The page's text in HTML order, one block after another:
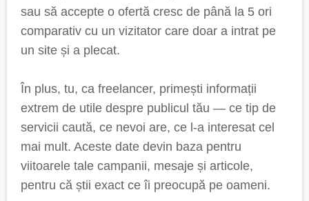
sau să accepte o ofertă cresc de până la 5 ori
comparativ cu un vizitator care doar a intrat pe
un site și a plecat.
În plus, tu, ca freelancer, primești informații
extrem de utile despre publicul tău — ce tip de
servicii caută, ce nevoi are, ce l-a interesat cel
mai mult. Aceste date devin baza pentru
viitoarele tale campanii, mesaje și articole,
pentru că știi exact ce îi preocupă pe oameni.